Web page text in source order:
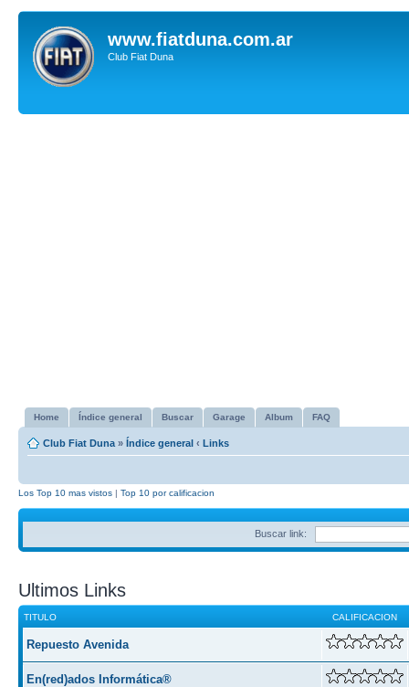
www.fiatduna.com.ar
Club Fiat Duna
Home Índice general Buscar Garage Album FAQ
Club Fiat Duna » Índice general ‹ Links
Los Top 10 mas vistos | Top 10 por calificacion
Buscar link:
Ultimos Links
TITULO CALIFICACION
Repuesto Avenida
En(red)ados Informática®